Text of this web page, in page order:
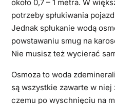
około 0,7 – 1 metra. W
potrzeby spłukiwania
Jednak spłukanie wodą
powstawaniu smug na
Nie musisz też wycierać
Osmoza to woda
są wszystkie zawarte w
czemu po wyschnięciu na